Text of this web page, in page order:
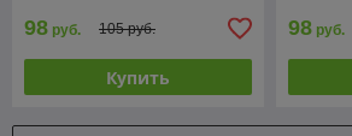
98 руб. 105 руб.
Купить
98 руб.